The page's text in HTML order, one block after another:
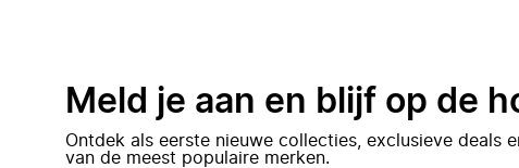
Meld je aan en blijf op de
Ontdek als eerste nieuwe collecties, exclusieve deals
van de meest populaire merken.